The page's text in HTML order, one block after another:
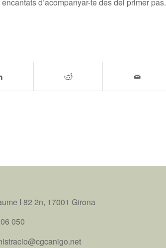
I 82 2n, 17001 Girona
050